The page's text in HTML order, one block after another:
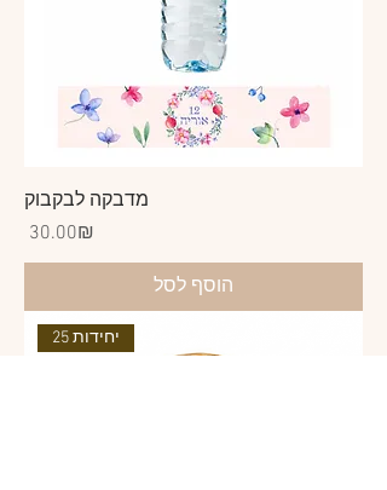
מדבקה לבקבוק
Price ‏30.00 ‏₪
הוסף לסל
25 יחידות